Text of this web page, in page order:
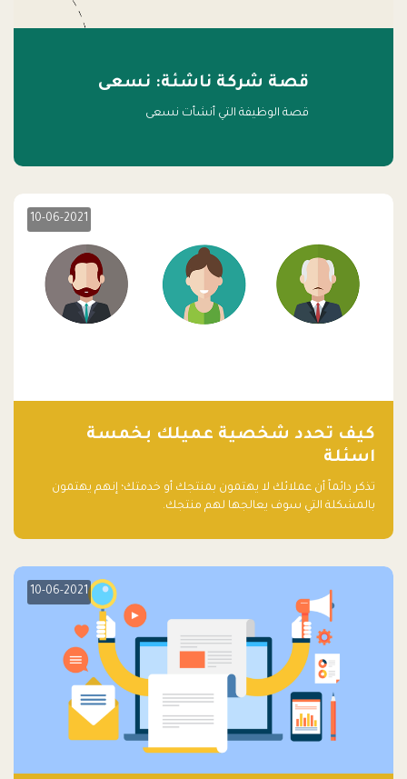
قصة شركة ناشئة: نسعى
قصة الوظيفة التي أنشأت نسعى
10-06-2021
كيف تحدد شخصية عميلك بخمسة
اسئلة
تذكر دائماً أن عملائك لا يهتمون بمنتجك أو خدمتك؛ إنهم يهتمون
بالمشكلة التي سوف يعالجها لهم منتجك.
10-06-2021